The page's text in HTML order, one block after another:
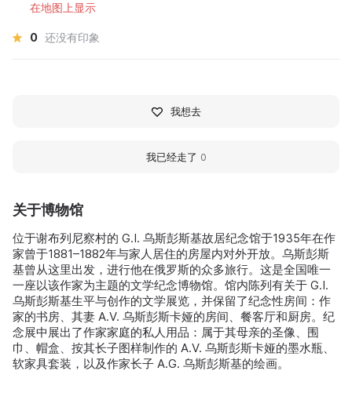
关于博物馆
位于谢布列尼察村的 G.I. 乌斯彭斯基故居纪念馆于1935年在作
家曾于1881–1882年与家人居住的房屋内对外开放。乌斯彭斯
基曾从这里出发，进行他在俄罗斯的众多旅行。这是全国唯一
一座以该作家为主题的文学纪念博物馆。馆内陈列有关于 G.I.
乌斯彭斯基生平与创作的文学展览，并保留了纪念性房间：作
家的书房、其妻 A.V. 乌斯彭斯卡娅的房间、餐客厅和厨房。纪
念展中展出了作家家庭的私人用品：属于其母亲的圣像、围
巾、帽盒、按其长子图样制作的 A.V. 乌斯彭斯卡娅的墨水瓶、
软家具套装，以及作家长子 A.G. 乌斯彭斯基的绘画。
在地图上显示
0 还没有印象
我想去
我已经走了 0